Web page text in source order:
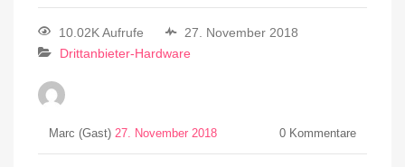
10.02K Aufrufe
27. November 2018
Drittanbieter-Hardware
Marc (Gast) 27. November 2018 0 Kommentare